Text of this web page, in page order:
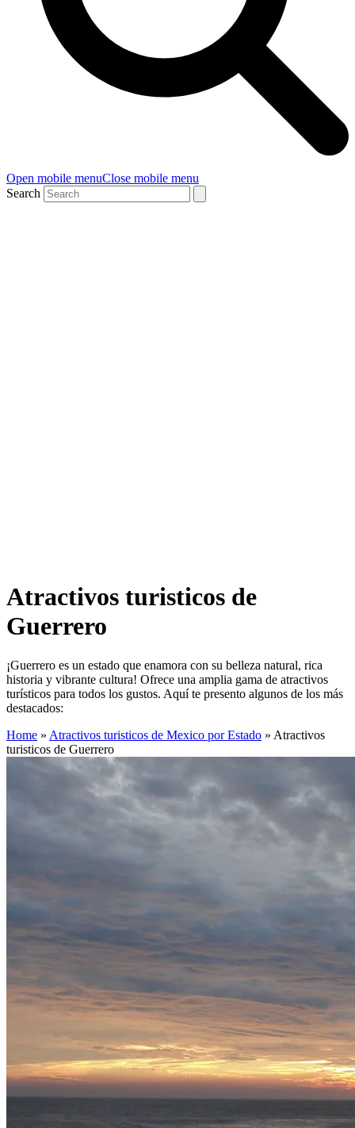
Open mobile menuClose mobile menu
Search
Atractivos turisticos de
Guerrero
¡Guerrero es un estado que enamora con su belleza natural, rica
historia y vibrante cultura! Ofrece una amplia gama de atractivos
turísticos para todos los gustos. Aquí te presento algunos de los más
destacados:
Home » Atractivos turisticos de Mexico por Estado » Atractivos
turisticos de Guerrero